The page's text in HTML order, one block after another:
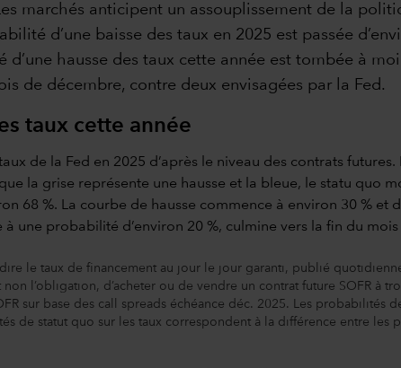
marchés anticipent un assouplissement de la
d’une baisse des taux en 2025 est passée
hausse des taux cette année est tombée à
de décembre, contre deux envisagées par la Fed.
taux cette année
le taux de financement au jour le jour garanti, publié
l’obligation, d’acheter ou de vendre un contrat future SOFR à
sur base des call spreads échéance déc. 2025. Les probabilités
de statut quo sur les taux correspondent à la différence entre les